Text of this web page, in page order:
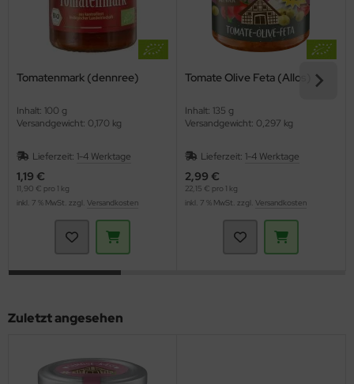
Tomatenmark (dennree)
Inhalt: 100 g
Versandgewicht: 0,170 kg
Lieferzeit: 1-4 Werktage
1,19 €
11,90 € pro 1 kg
inkl. 7 % MwSt. zzgl. Versandkosten
Tomate Olive Feta (Allos)
Inhalt: 135 g
Versandgewicht: 0,297 kg
Lieferzeit: 1-4 Werktage
2,99 €
22,15 € pro 1 kg
inkl. 7 % MwSt. zzgl. Versandkosten
Zuletzt angesehen